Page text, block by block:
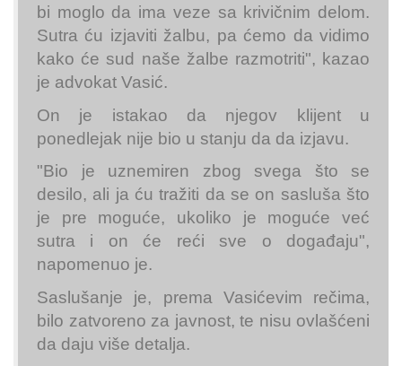
bi moglo da ima veze sa krivičnim delom.
Sutra ću izjaviti žalbu, pa ćemo da vidimo
kako će sud naše žalbe razmotriti", kazao
je advokat Vasić.
On je istakao da njegov klijent u
ponedlejak nije bio u stanju da da izjavu.
"Bio je uznemiren zbog svega što se
desilo, ali ja ću tražiti da se on sasluša što
je pre moguće, ukoliko je moguće već
sutra i on će reći sve o događaju",
napomenuo je.
Saslušanje je, prema Vasićevim rečima,
bilo zatvoreno za javnost, te nisu ovlašćeni
da daju više detalja.